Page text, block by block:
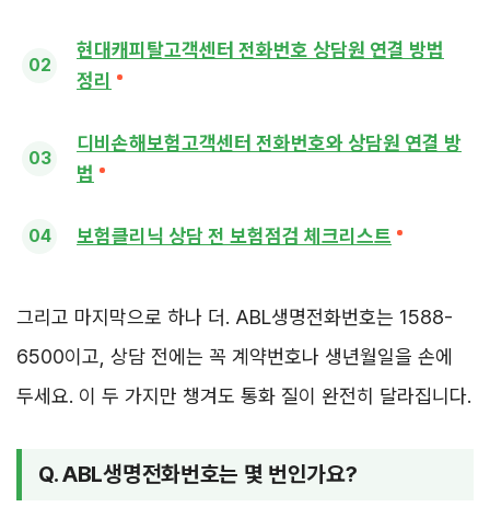
현대캐피탈고객센터 전화번호 상담원 연결 방법
정리
디비손해보험고객센터 전화번호와 상담원 연결 방
법
보험클리닉 상담 전 보험점검 체크리스트
그리고 마지막으로 하나 더. ABL생명전화번호는 1588-
6500이고, 상담 전에는 꼭 계약번호나 생년월일을 손에
두세요. 이 두 가지만 챙겨도 통화 질이 완전히 달라집니다.
Q. ABL생명전화번호는 몇 번인가요?